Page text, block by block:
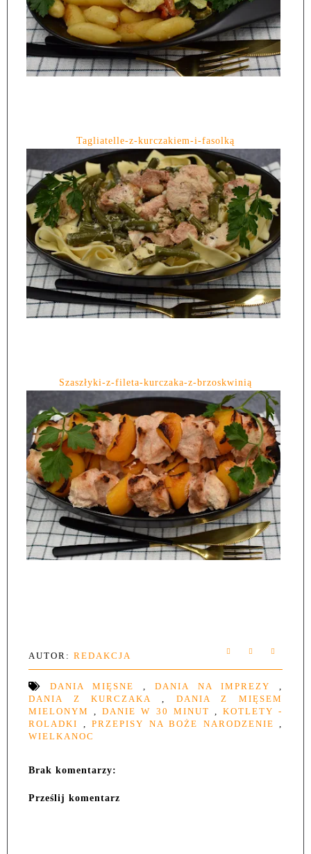
Tagliatelle-z-kurczakiem-i-fasolką
Szaszłyki-z-fileta-kurczaka-z-brzoskwinią
AUTOR: REDAKCJA
DANIA MIĘSNE ,DANIA NA IMPREZY
DANIA Z KURCZAKA
DANIA Z MIĘSEM
MIELONYM
,DANIE W 30 MINUT
KOTLETY -
ROLADKI
PRZEPISY NA BOŻE NARODZENIE
WIELKANOC
Brak komentarzy:
Prześlij komentarz